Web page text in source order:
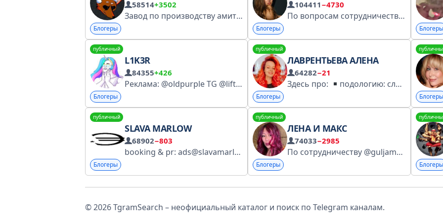
58514+3502
Завод по производству амитриптилина Чат - https://t.me/+sAktYua9OilkOWM0 Преждложка - @Amytrip_bot Boosty - https://boosty.to/amytrip Discord - https://discord.gg/amytrip Буст канала - https://t.me/boost/amytrippy
Блогеры
104411−4730
По вопросам сотрудничества/рекламы - +7 (917) 014-21-05- Елизавета Регистрация в перечне РКН: https://clck.ru/3GPGgs #D5ZBE
Блогеры Блогеры
публичный
L1K3R
84355+426
Реклама: @oldpurple TG @liftoff_company YT • Ютуб https://www.youtube.com/@1337LikeR • ТикТок https://tiktok.com/@1337likerr • ДС https://discord.gg/1337l1k3r • Регистрация https://vk.cc/cIeaqD
Блогеры
публичный
ЛАВРЕНТЬЕВА АЛЕНА
64282−21
Здесь про: подологию: сложные уникальные случаи, динамика до/после
Блогеры Блогеры
публичный
SLAVA MARLOW
68902−803
booking & pr: ads@slavamarlow.com slavamarlow.com 4938517839
Блогеры
публичный
ЛЕНА И МАКС
74033−2985
По сотрудничеству @guljamal_mr https://www.gosuslugi.ru/snet/67aae0e375b36e054ef4f6c3
Блогеры Блогеры
© 2026 TgramSearch – неофициальный каталог и поиск по Telegram каналам.